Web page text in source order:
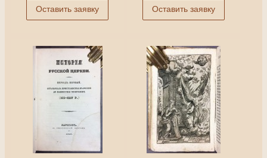
Оставить заявку Оставить заявку